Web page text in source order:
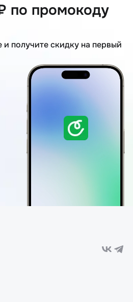
по промокоду
получите скидку на первый